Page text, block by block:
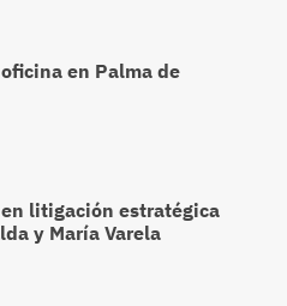
en Palma de
litigación estratégica
y María Varela